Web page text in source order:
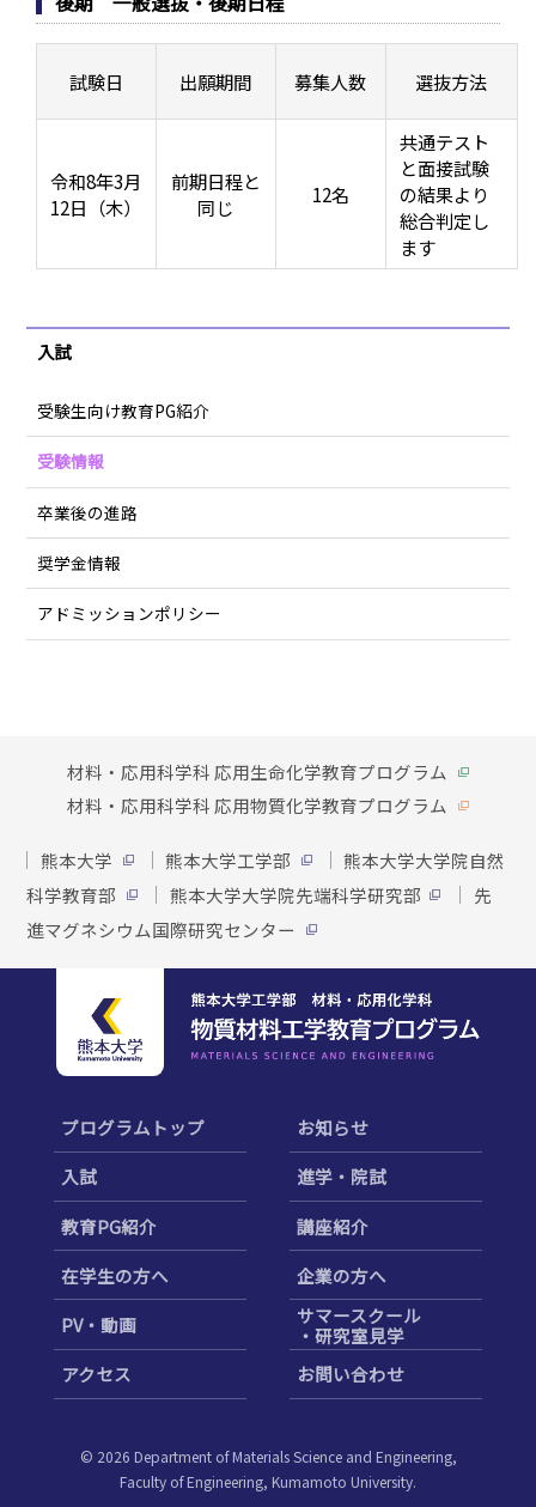
試験日 出願期間 募集人数 選抜方法
令和8年3月
12日（木）
前期日程と
同じ
12名
共通テスト
と面接試験
の結果より
総合判定し
ます
入試
受験生向け教育PG紹介
受験情報
卒業後の進路
奨学金情報
アドミッションポリシー
材料・応用科学科 応用生命化学教育プログラム
材料・応用科学科 応用物質化学教育プログラム
熊本大学 熊本大学工学部
熊本大学大学院自然
科学教育部
熊本大学大学院先端科学研究部
先
進マグネシウム国際研究センター
プログラムトップ
お知らせ
入試
進学・院試
教育PG紹介
講座紹介
在学生の方へ
企業の方へ
PV・動画
サマースクール
・研究室見学
アクセス
お問い合わせ
© 2026 Department of Materials Science and Engineering,
Faculty of Engineering, Kumamoto University.